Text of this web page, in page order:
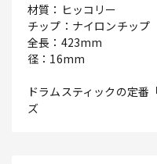
材質：ヒッコリー
チップ：ナイロンチップ
全長：423mm
径：16mm
ドラムスティックの定番
ズ